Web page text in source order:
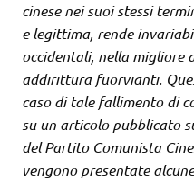
cinese nei suoi stessi
e legittima, rende
occidentali, nella migliore
addirittura fuorvianti.
caso di tale fallimento di
su un articolo pubblicato
del Partito Comunista
vengono presentate